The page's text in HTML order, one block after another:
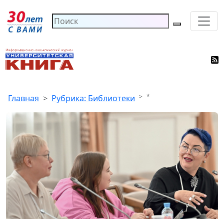
Главная Рубрика: Библиотеки *